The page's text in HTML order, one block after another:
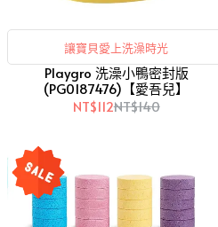
讓寶貝愛上洗澡時光
Playgro 洗澡小鴨密封版
(PG0187476)【愛吾兒】
NT$112NT$140